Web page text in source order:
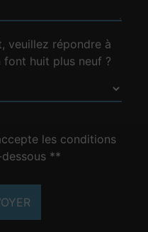
veuillez répondre à
huit plus neuf ?
les conditions
**